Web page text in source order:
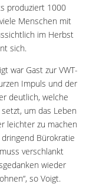
produziert 1000
Menschen mit
im Herbst
sich.
war Gast zur VWT-
Impuls und der
deutlich, welche
um das Leben
leichter zu machen
Bürokratie
verschlankt
wieder
so Voigt.